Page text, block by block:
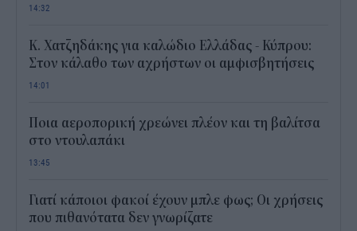
14:32
Κ. Χατζηδάκης για καλώδιο Ελλάδας - Κύπρου:
Στον κάλαθο των αχρήστων οι αμφισβητήσεις
14:01
Ποια αεροπορική χρεώνει πλέον και τη βαλίτσα
στο ντουλαπάκι
13:45
Γιατί κάποιοι φακοί έχουν μπλε φως; Οι χρήσεις
που πιθανότατα δεν γνωρίζατε